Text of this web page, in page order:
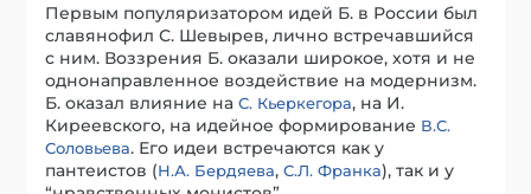
Первым популяризатором идей Б. в России был
славянофил С. Шевырев, лично встречавшийся
с ним. Воззрения Б. оказали широкое, хотя и не
однонаправленное воздействие на модернизм.
Б. оказал влияние наС. Кьеркегора, на И.
Киреевского, на идейное формирование В.С.
Соловьева. Его идеи встречаются как у
пантеистов (Н.А. Бердяева,С.Л. Франка), так и у